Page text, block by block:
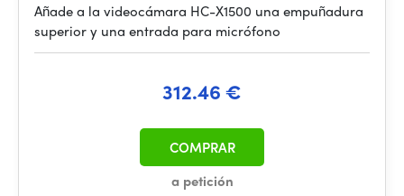
Añade a la videocámara HC-X1500 una empuñadura
superior y una entrada para micrófono
312.46 €
a petición
COMPRAR